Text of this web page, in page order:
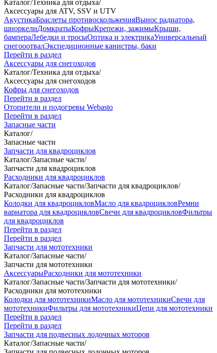
Каталог/Техника для отдыха/
Аксессуары для ATV, SSV и UTV
АкустикаБраслеты противоскольженияВынос радиатора,
шноркелиДомкратыКофрыКрепежи, зажимыКрыши,
бампераЛебедки и тросыОптика и электрикаУниверсальный
снегооотвалЭкспедиционные канистры, баки
Перейти в раздел
Аксессуары для снегоходов
Каталог/Техника для отдыха/
Аксессуары для снегоходов
Кофры для снегоходов
Перейти в раздел
Отопители и подогревы Webasto
Перейти в раздел
Запасные части
Каталог/
Запасные части
Запчасти для квадроциклов
Каталог/Запасные части/
Запчасти для квадроциклов
Расходники для квадроциклов
Каталог/Запасные части/Запчасти для квадроциклов/
Расходники для квадроциклов
Колодки для квадроцикловМасло для квадроцикловРемни
вариатора для квадроцикловСвечи для квадроцикловФильтры
для квадроциклов
Перейти в раздел
Перейти в раздел
Запчасти для мототехники
Каталог/Запасные части/
Запчасти для мототехники
АксессуарыРасходники для мототехники
Каталог/Запасные части/Запчасти для мототехники/
Расходники для мототехники
Колодки для мототехникиМасло для мототехникиСвечи для
мототехникиФильтры для мототехникиЦепи для мототехники
Перейти в раздел
Перейти в раздел
Запчасти для подвесных лодочных моторов
Каталог/Запасные части/